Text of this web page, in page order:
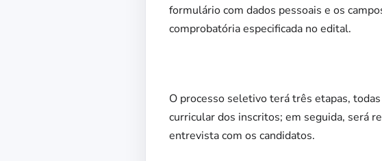
formulário com dados pessoais e os
comprobatória especificada no edital.
O processo seletivo terá três etapas,
curricular dos inscritos; em seguida, será
entrevista com os candidatos.